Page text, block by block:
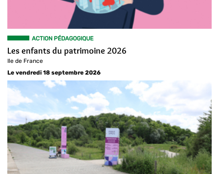
ACTION PÉDAGOGIQUE
Les enfants du patrimoine 2026
Ile de France
Le vendredi 18 septembre 2026